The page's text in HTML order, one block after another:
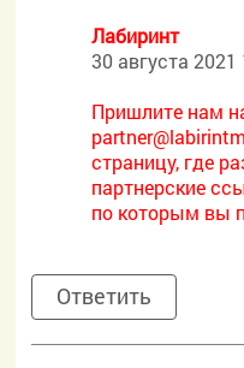
Лабиринт
30 августа 2021
Пришлите нам
страницу, где
партнерские
по которым вы
Ответить